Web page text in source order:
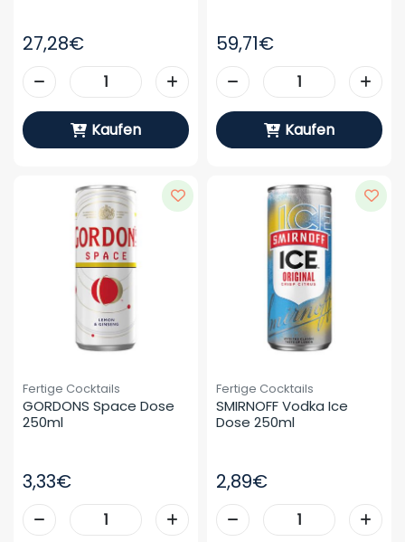
27,28€
Kaufen
59,71€
Kaufen
Fertige Cocktails
GORDONS Space Dose
250ml
3,33€
Fertige Cocktails
SMIRNOFF Vodka Ice
Dose 250ml
2,89€